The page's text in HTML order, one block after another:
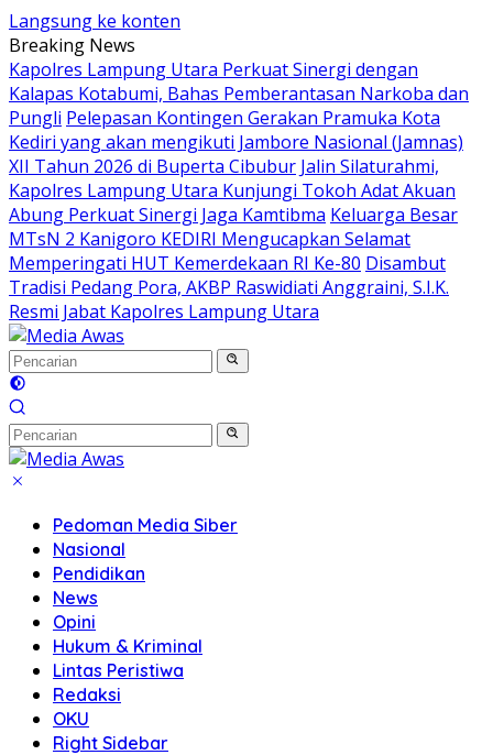
Langsung ke konten
Breaking News
Kapolres Lampung Utara Perkuat Sinergi dengan
Kalapas Kotabumi, Bahas Pemberantasan Narkoba dan
Pungli Pelepasan Kontingen Gerakan Pramuka Kota
Kediri yang akan mengikuti Jambore Nasional (Jamnas)
XII Tahun 2026 di Buperta Cibubur Jalin Silaturahmi,
Kapolres Lampung Utara Kunjungi Tokoh Adat Akuan
Abung Perkuat Sinergi Jaga Kamtibma Keluarga Besar
MTsN 2 Kanigoro KEDIRI Mengucapkan Selamat
Memperingati HUT Kemerdekaan RI Ke-80 Disambut
Tradisi Pedang Pora, AKBP Raswidiati Anggraini, S.I.K.
Resmi Jabat Kapolres Lampung Utara
Pedoman Media Siber
Nasional
Pendidikan
News
Opini
Hukum & Kriminal
Lintas Peristiwa
Redaksi
OKU
Right Sidebar